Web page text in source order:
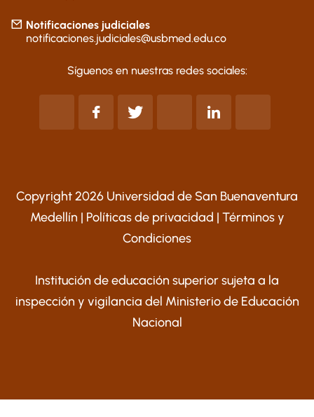
Notificaciones judiciales
notificaciones.judiciales@usbmed.edu.co
Síguenos en nuestras redes sociales:
Copyright 2026 Universidad de San Buenaventura
Medellín | Políticas de privacidad | Términos y
Condiciones
Institución de educación superior sujeta a la
inspección y vigilancia del Ministerio de Educación
Nacional